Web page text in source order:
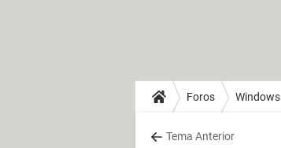
Foros Windows
Tema Anterior